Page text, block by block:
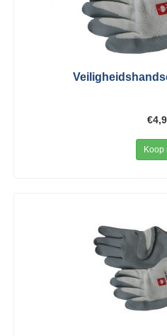
Koop